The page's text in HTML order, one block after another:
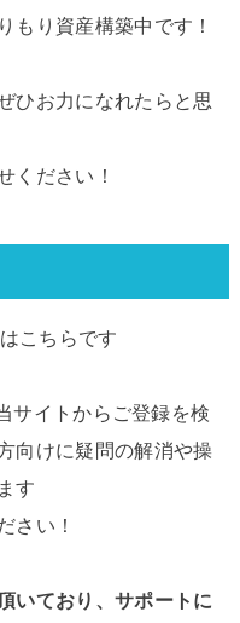
もり資産構築中です！
ひお力になれたらと思
ください！
こちらです
サイトからご登録を検
向けに疑問の解消や操
す
さい！
いており、サポートに